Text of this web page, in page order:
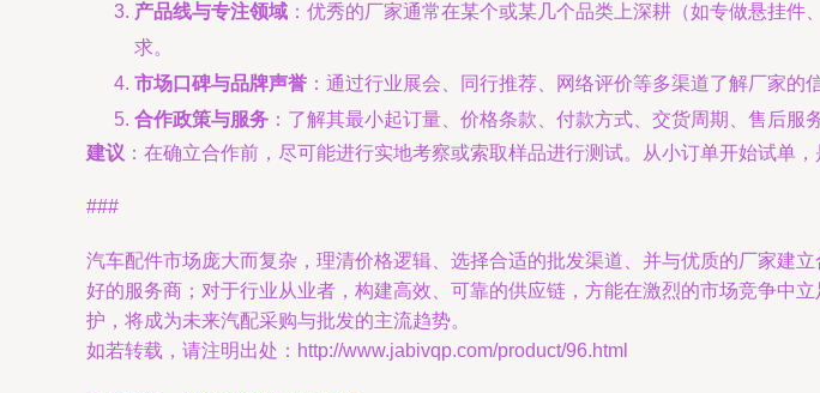
产品线与专注领域 ：优秀的厂家通常在某个或某几个品类上深耕（如专做悬挂
求。
市场口碑与品牌声誉 ：通过行业展会、同行推荐、网络评价等多渠道了解厂家
合作政策与服务 ：了解其最小起订量、价格条款、付款方式、交货周期、售后
建议 ：在确立合作前，尽可能进行实地考察或索取样品进行测试。从小订单开始试单
###
汽车配件市场庞大而复杂，理清价格逻辑、选择合适的批发渠道、并与优质的厂家建
好的服务商；对于行业从业者，构建高效、可靠的供应链，方能在激烈的市场竞争中
护，将成为未来汽配采购与批发的主流趋势。
如若转载，请注明出处：http://www.jabivqp.com/product/96.html